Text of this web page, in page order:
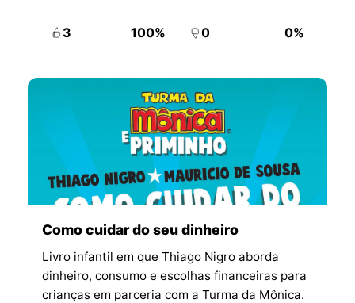
3 100% 0 0%
Como cuidar do seu dinheiro
Livro infantil em que Thiago Nigro aborda
dinheiro, consumo e escolhas financeiras para
crianças em parceria com a Turma da Mônica.